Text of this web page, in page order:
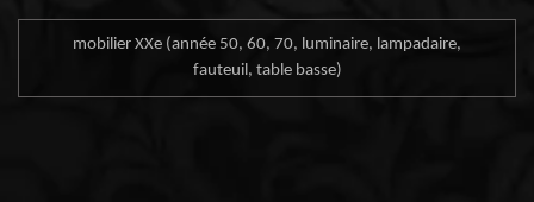
mobilier XXe (année 50, 60, 70, luminaire, lampadaire,
fauteuil, table basse)